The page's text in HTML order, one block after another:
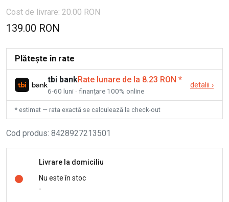
Cost de livrare: 20.00 RON
139.00 RON
Plătește în rate
tbi bankRate lunare de la 8.23 RON *
6-60 luni · finanțare 100% online
detalii ›
* estimat — rata exactă se calculează la check-out
Cod produs: 8428927213501
Livrare la domiciliu
Nu este în stoc
-